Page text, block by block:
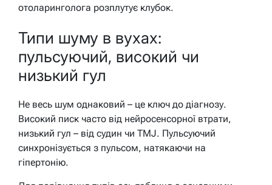
отоларинголога розплутує клубок.
Типи шуму в вухах:
пульсуючий, високий чи
низький гул
Не весь шум однаковий – це ключ до діагнозу.
Високий писк часто від нейросенсорної втрати,
низький гул – від судин чи TMJ. Пульсуючий
синхронізується з пульсом, натякаючи на
гіпертонію.